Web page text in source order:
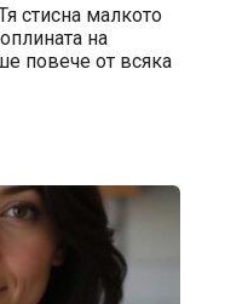
стисна малкото
на
повече от всяка